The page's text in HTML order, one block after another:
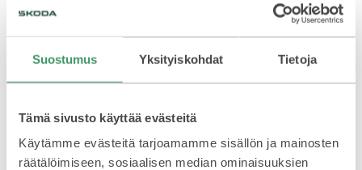
Suostumus Yksityiskohdat Tietoja
Tämä sivusto käyttää evästeitä
Käytämme evästeitä tarjoamamme sisällön ja mainosten
räätälöimiseen, sosiaalisen median ominaisuuksien
ŠKODA MEDIASSA